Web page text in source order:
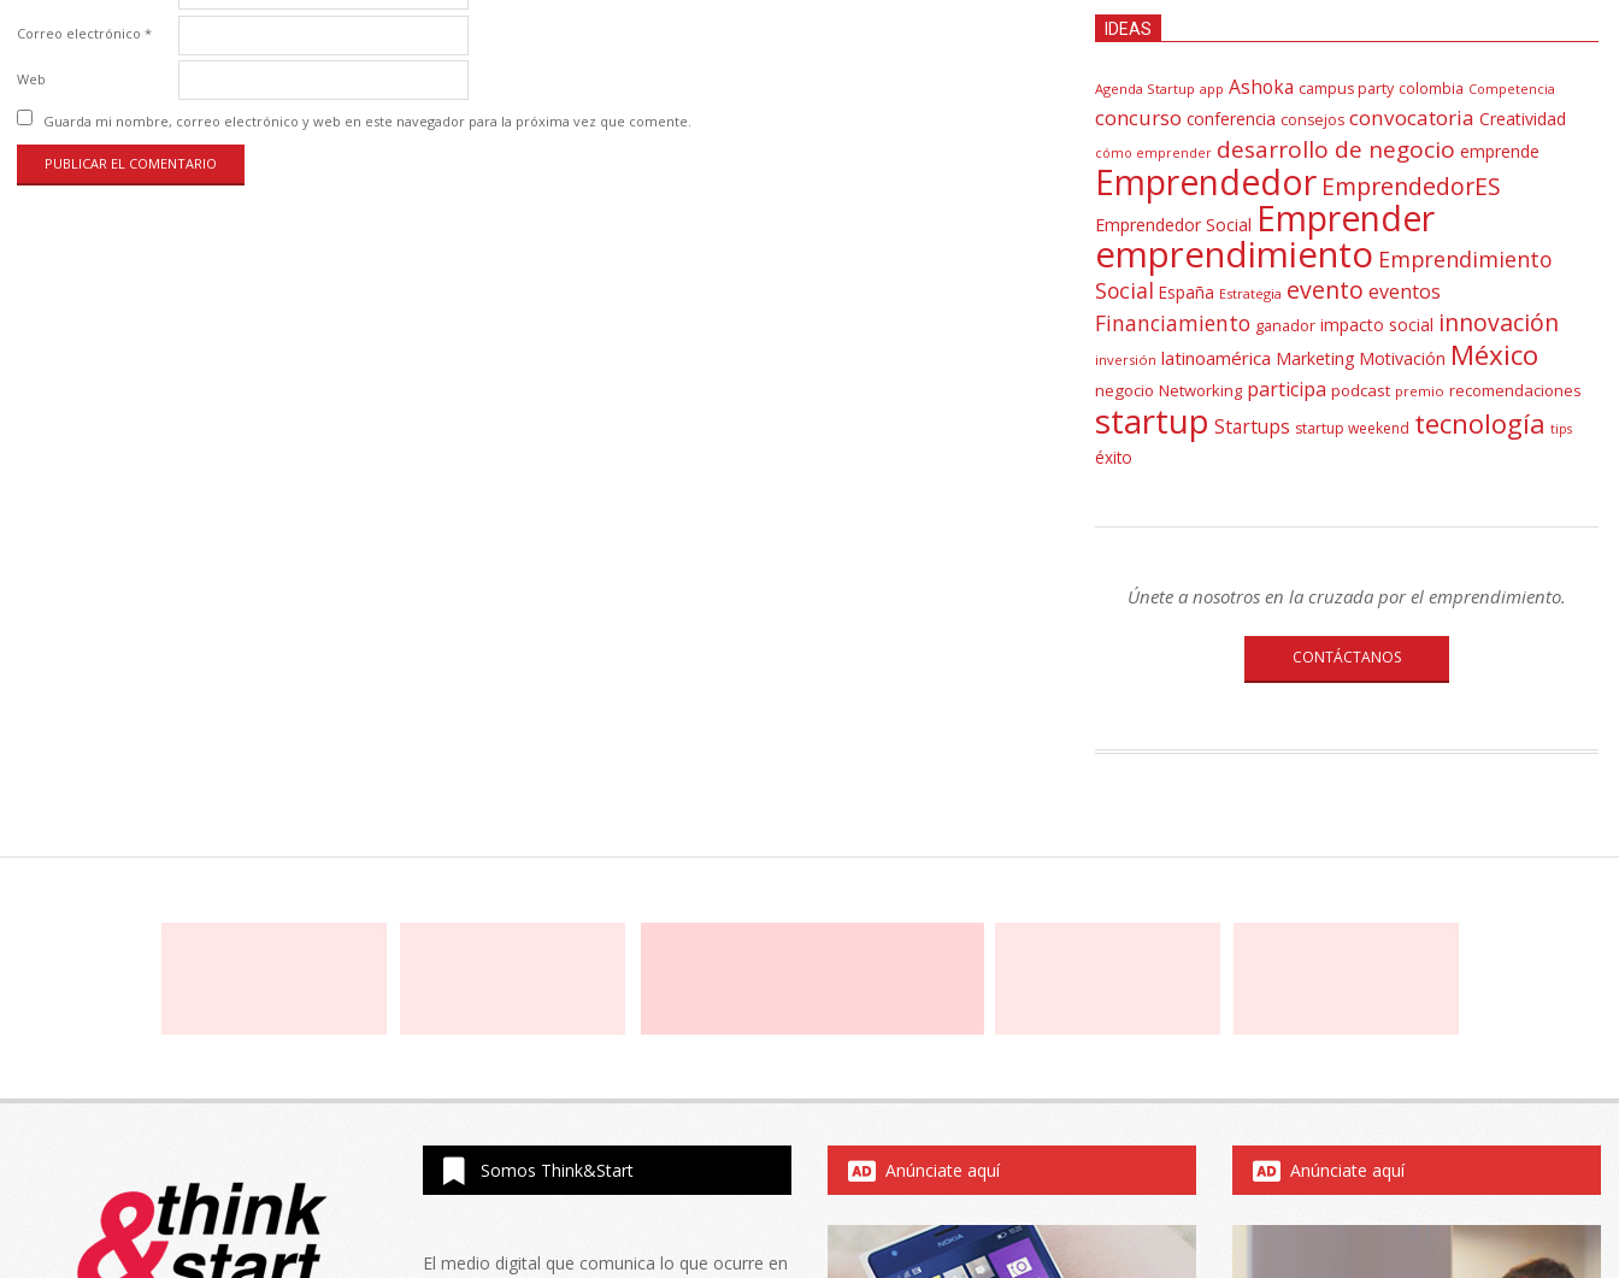
Correo electrónico *
Web
Guarda mi nombre, correo electrónico y web en este navegador para la próxima vez que comente.
IDEAS
Agenda Startup app Ashoka campus party colombia Competencia
concurso conferencia consejos convocatoria Creatividad
cómo emprender desarrollo de negocio emprende
Emprendedor EmprendedorES
Emprendedor Social Emprender
emprendimiento Emprendimiento
Social España Estrategia evento eventos
Financiamiento ganador impacto social innovación
inversión latinoamérica Marketing Motivación México
negocio Networking participa podcast premio recomendaciones
startup Startups startup weekend tecnología tips
éxito
Únete a nosotros en la cruzada por el emprendimiento.
CONTÁCTANOS
Somos Think&Start
El medio digital que comunica lo que ocurre en
Anúnciate aquí Anúnciate aquí